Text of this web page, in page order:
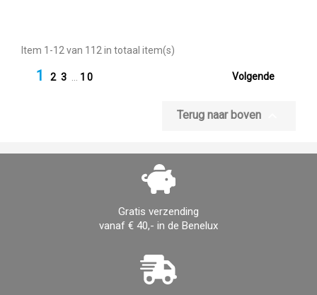
Item 1-12 van 112 in totaal item(s)
1 2 3 … 10 Volgende
Terug naar boven
Gratis verzending
vanaf € 40,- in de Benelux